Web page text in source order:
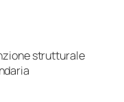
strutturale